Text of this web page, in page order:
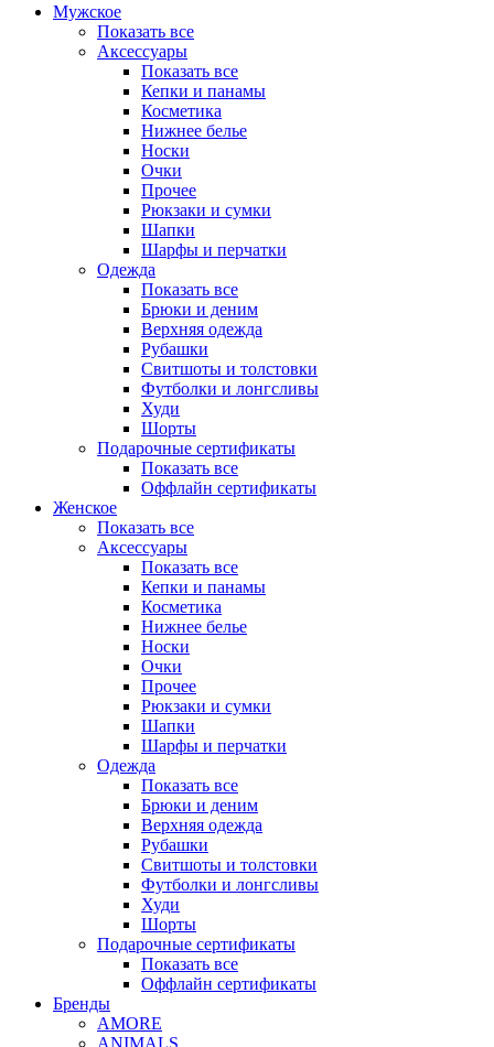
Мужское
Показать все
Аксессуары
Показать все
Кепки и панамы
Косметика
Нижнее белье
Носки
Очки
Прочее
Рюкзаки и сумки
Шапки
Шарфы и перчатки
Одежда
Показать все
Брюки и деним
Верхняя одежда
Рубашки
Свитшоты и толстовки
Футболки и лонгсливы
Худи
Шорты
Подарочные сертификаты
Показать все
Оффлайн сертификаты
Женское
Показать все
Аксессуары
Показать все
Кепки и панамы
Косметика
Нижнее белье
Носки
Очки
Прочее
Рюкзаки и сумки
Шапки
Шарфы и перчатки
Одежда
Показать все
Брюки и деним
Верхняя одежда
Рубашки
Свитшоты и толстовки
Футболки и лонгсливы
Худи
Шорты
Подарочные сертификаты
Показать все
Оффлайн сертификаты
Бренды
AMORE
ANIMALS